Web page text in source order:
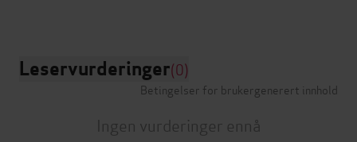
Leservurderinger(0)
Betingelser for brukergenerert innhold
Ingen vurderinger ennå